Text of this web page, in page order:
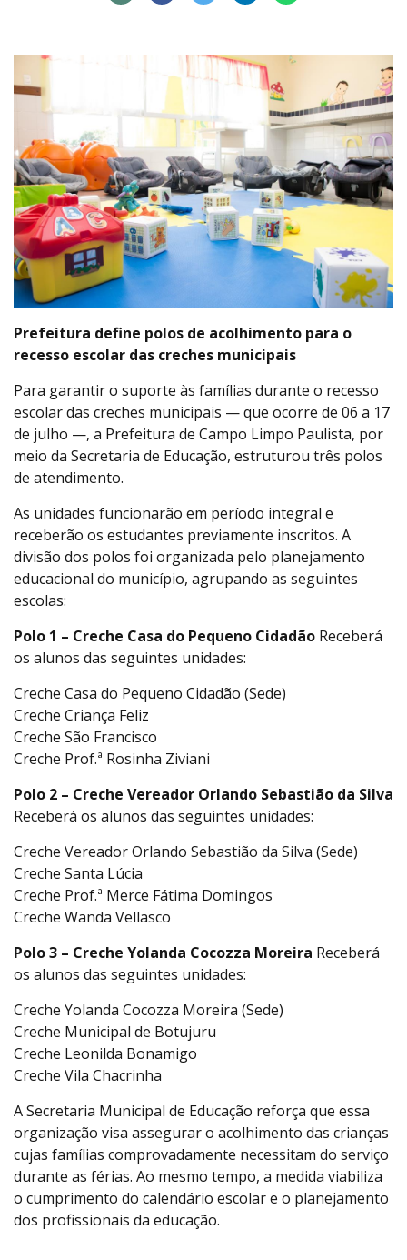
Prefeitura define polos de acolhimento para o
recesso escolar das creches municipais
Para garantir o suporte às famílias durante o recesso
escolar das creches municipais — que ocorre de 06 a 17
de julho —, a Prefeitura de Campo Limpo Paulista, por
meio da Secretaria de Educação, estruturou três polos
de atendimento.
As unidades funcionarão em período integral e
receberão os estudantes previamente inscritos. A
divisão dos polos foi organizada pelo planejamento
educacional do município, agrupando as seguintes
escolas:
Polo 1 – Creche Casa do Pequeno Cidadão Receberá
os alunos das seguintes unidades:
Creche Casa do Pequeno Cidadão (Sede)
Creche Criança Feliz
Creche São Francisco
Creche Prof.ª Rosinha Ziviani
Polo 2 – Creche Vereador Orlando Sebastião da Silva
Receberá os alunos das seguintes unidades:
Creche Vereador Orlando Sebastião da Silva (Sede)
Creche Santa Lúcia
Creche Prof.ª Merce Fátima Domingos
Creche Wanda Vellasco
Polo 3 – Creche Yolanda Cocozza Moreira Receberá
os alunos das seguintes unidades:
Creche Yolanda Cocozza Moreira (Sede)
Creche Municipal de Botujuru
Creche Leonilda Bonamigo
Creche Vila Chacrinha
A Secretaria Municipal de Educação reforça que essa
organização visa assegurar o acolhimento das crianças
cujas famílias comprovadamente necessitam do serviço
durante as férias. Ao mesmo tempo, a medida viabiliza
o cumprimento do calendário escolar e o planejamento
dos profissionais da educação.